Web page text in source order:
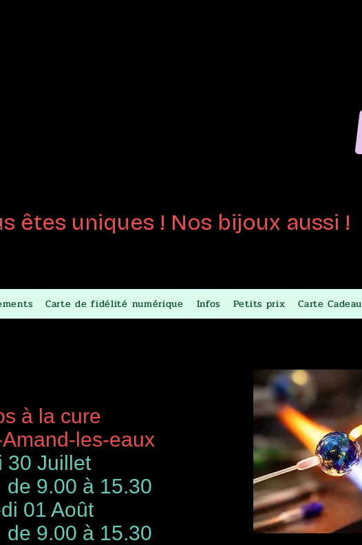
êtes uniques ! Nos bijoux aussi !
Carte de fidélité numérique Infos Petits prix Carte Cadeau
cure
les-eaux
30 Juillet
de 9.00 à 15.30
Août
à 15.30